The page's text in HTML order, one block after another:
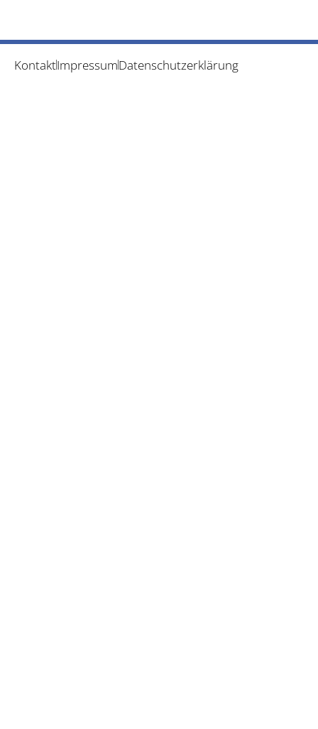
KontaktImpressumDatenschutzerklärung